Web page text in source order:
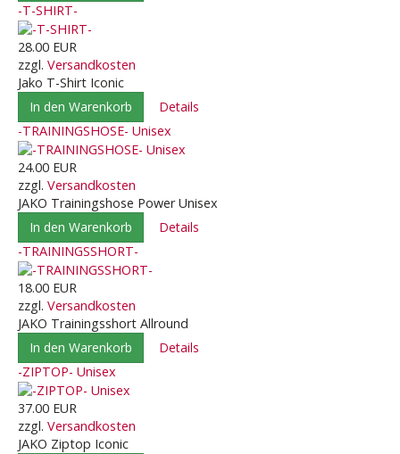
-T-SHIRT-
28.00 EUR
zzgl. Versandkosten
Jako T-Shirt Iconic
In den Warenkorb
Details
-TRAININGSHOSE- Unisex
24.00 EUR
zzgl. Versandkosten
JAKO Trainingshose Power Unisex
In den Warenkorb
Details
-TRAININGSSHORT-
18.00 EUR
zzgl. Versandkosten
JAKO Trainingsshort Allround
In den Warenkorb
Details
-ZIPTOP- Unisex
37.00 EUR
zzgl. Versandkosten
JAKO Ziptop Iconic